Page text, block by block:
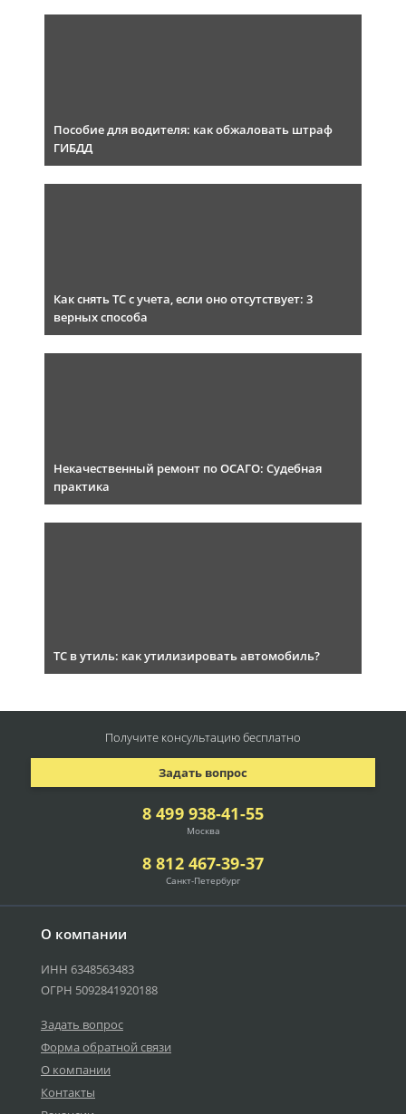
Пособие для водителя: как обжаловать штраф
ГИБДД
Как снять ТС с учета, если оно отсутствует: 3
верных способа
Некачественный ремонт по ОСАГО: Судебная
практика
ТС в утиль: как утилизировать автомобиль?
О компании
ИНН 6348563483
ОГРН 5092841920188
Задать вопрос
Форма обратной связи
О компании
Контакты
8 499 938-41-55
Москва
8 812 467-39-37
Санкт-Петербург
Задать вопрос
Получите консультациюбесплатно